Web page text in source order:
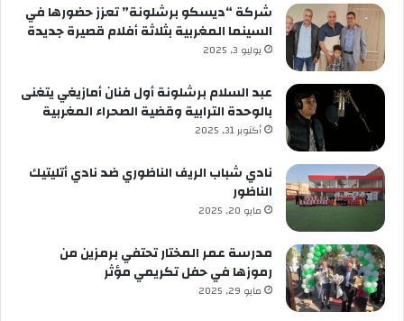
شركة “ديسكو برشلونة” تعزز حضورها في
السينما المغربية بثلاثة أفلام قصيرة جديدة
يوليو 3, 2025
عبد السلام برشلونة أول فنان أمازيغي يتغنى
بالوحدة الترابية وقضية الصحراء المغربية
أكتوبر 31, 2025
نادي شباب الريف الناظوري ضد نادي أتليتيك
الناظور
مايو 20, 2025
مدرسة عمر المختار تحتفي برمزين من
رموزها في حفل تكريمي مؤثر
مايو 29, 2025